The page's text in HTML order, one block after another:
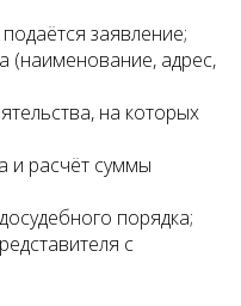
заявление;
(наименование, адрес,
на которых
и расчёт суммы
порядка;
с